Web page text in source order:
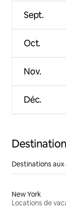
Sept.
Oct.
Nov.
Déc.
Destinations aux
New York
Locations de